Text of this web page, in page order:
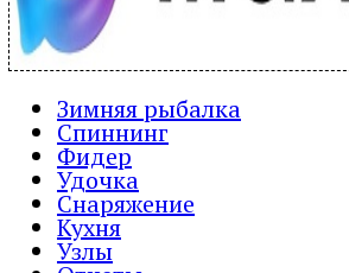
Зимняя рыбалка
Спиннинг
Фидер
Удочка
Снаряжение
Кухня
Узлы